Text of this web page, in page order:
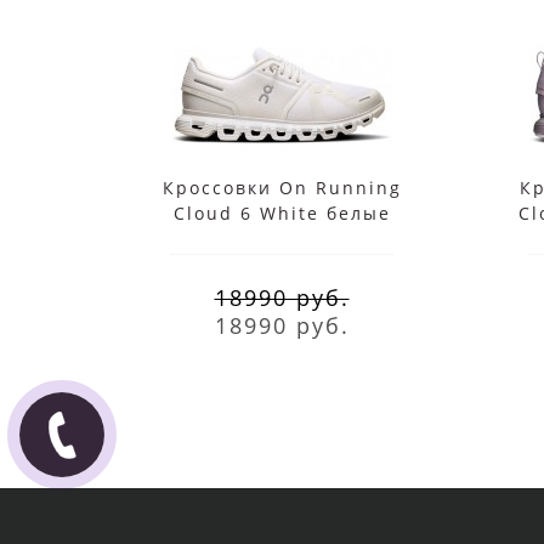
Кроссовки On Running
Cloud 6 White белые
18990 руб.
18990 руб.